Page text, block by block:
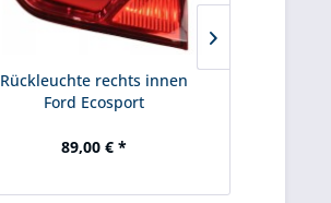
Rückleuchte rechts innen
Ford Ecosport
89,00 € *